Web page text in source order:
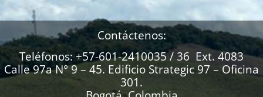
Contáctenos:
Teléfonos: +57-601-2410035 / 36 Ext. 4083
Calle 97a N° 9 – 45. Edificio Strategic 97 – Oficina
301.